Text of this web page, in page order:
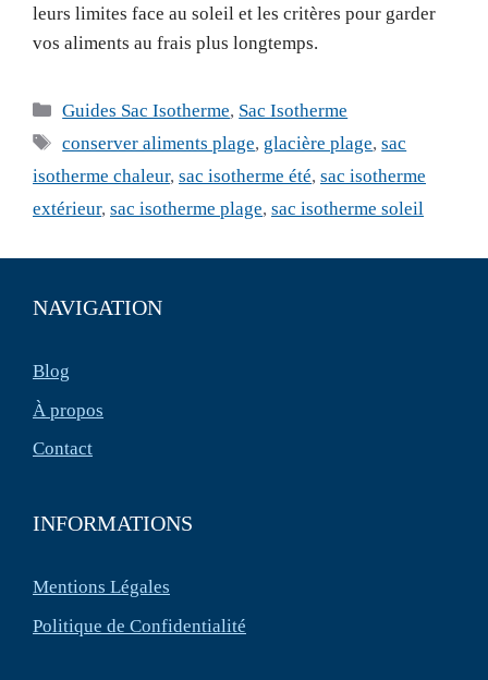
leurs limites face au soleil et les critères pour garder
vos aliments au frais plus longtemps.
Catégories
Guides Sac Isotherme, Sac Isotherme
Étiquettes
conserver aliments plage, glacière plage,sac
isotherme chaleur, sac isotherme été, sac isotherme
extérieur, sac isotherme plage, sac isotherme soleil
NAVIGATION
Blog
À propos
Contact
INFORMATIONS
Mentions Légales
Politique de Confidentialité